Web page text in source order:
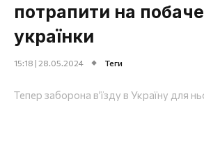
потрапити на
українки
15:18 | 28.05.2024 Теги
Тепер заборона вʼїзду в Україну для